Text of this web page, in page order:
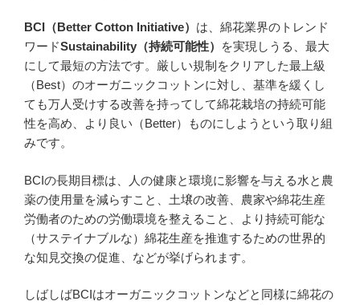
BCI（Better Cotton Initiative） は、綿花業界のトレンド
ワードSustainability（持続可能性）
を実現しうる、最大
にして最短の方法です。厳しい規制をクリアした最上級
（Best）のオーガニックコットンに対し、基準を緩くし
ても万人受けする改善を持ってして綿花栽培の持続可能
性を高め、より良い（Better）ものにしようという取り組
みです。
BCIの長期目標は、人の健康と環境に影響を与える水と農
薬の使用量を減らすこと、土壌の改善、農家や綿花生産
労働者のための労働環境を整えること、より持続可能な
（サステイナブルな）綿花生産を推進するための世界的
な知見交換の促進、などが挙げられます。
しばしばBCIはオーガニックコットンなどと同様に綿花の